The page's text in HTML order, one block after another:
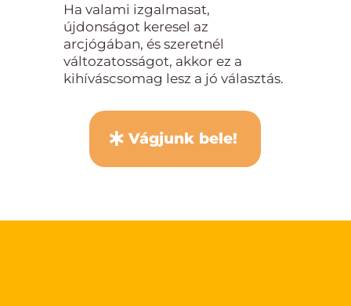
Ha valami izgalmasat,
újdonságot keresel az
arcjógában, és szeretnél
változatosságot, akkor ez a
kihíváscsomag lesz a jó választás.
Vágjunk bele!